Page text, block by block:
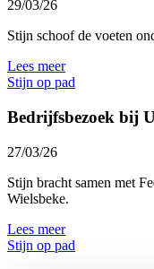
29/03/26
Stijn schoof de voeten
Lees meer
Stijn op pad
Bedrijfsbezoek bij
27/03/26
Stijn bracht samen met
Wielsbeke.
Lees meer
Stijn op pad